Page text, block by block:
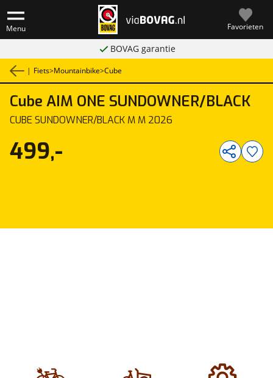
Menu Favorieten
BOVAG garantie
| Fiets>Mountainbike>Cube
Cube AIM ONE SUNDOWNER/BLACK
CUBE SUNDOWNER/BLACK M M 2026
/1
499,-